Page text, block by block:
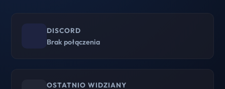
DISCORD
Brak połączenia
OSTATNIO WIDZIANY